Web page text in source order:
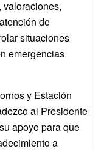
de
situaciones
emergencias
y Estación
al Presidente
apoyo para que
a